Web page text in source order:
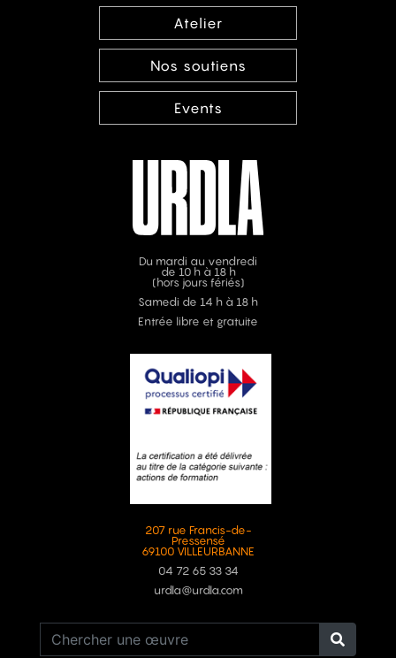
Atelier
Nos soutiens
Events
Du mardi au vendredi
de 10 h à 18 h
(hors jours fériés)
Samedi de 14 h à 18 h
Entrée libre et gratuite
207 rue Francis-de-
Pressensé
69100 VILLEURBANNE
04 72 65 33 34
urdla@urdla.com